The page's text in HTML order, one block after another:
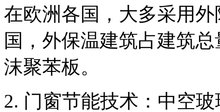
在欧洲各国，大多采用
国，外保温建筑占建筑
沫聚苯板。
2. 门窗节能技术：中空